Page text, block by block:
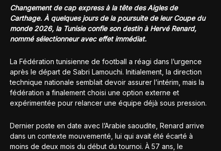
Changement de cap express à la tête des Aigles de
Carthage. À quelques jours de la poursuite de leur Coupe du
monde 2026, la Tunisie confie son destin à Hervé Renard,
nommé sélectionneur avec effet immédiat.
La Fédération tunisienne de football a réagi dans l’urgence
après le départ de Sabri Lamouchi. Initialement, la direction
technique nationale semblait devoir assurer l’intérim, mais la
fédération a finalement choisi une option externe et
expérimentée pour relancer une équipe déjà sous pression.
Dernier poste en date avec l’Arabie saoudite, Renard arrive
dans un contexte mouvementé, lui qui avait été écarté à
moins de deux mois du début du tournoi. À 57 ans, le